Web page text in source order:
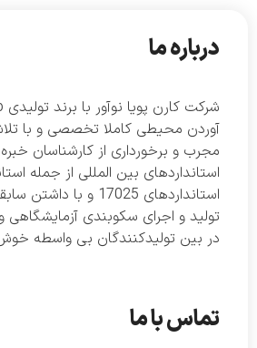
تماس با ما
درباره ما
آوردن محیطی کاملا تخصصی و با
مجرب و برخورداری از کارشناسان
استانداردهای 17025 و
تولید و اجرای سکوبندی آزمایشگاهی
در بین تولیدکنندگان بی واسطه